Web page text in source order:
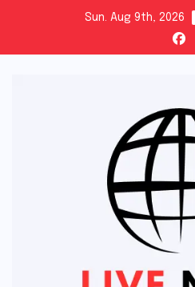
content
Sun. Aug 9th, 2026